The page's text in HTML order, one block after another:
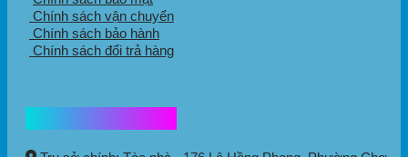
Chính sách vận chuyển
Chính sách bảo hành
Chính sách đổi trả hàng